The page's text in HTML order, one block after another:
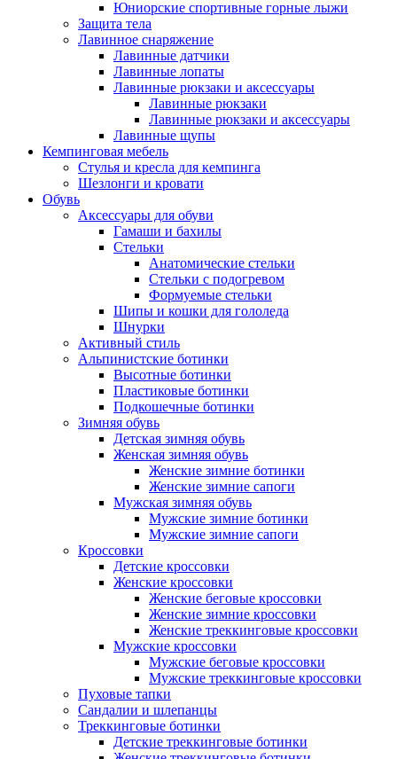
Юниорские спортивные горные лыжи
Защита тела
Лавинное снаряжение
Лавинные датчики
Лавинные лопаты
Лавинные рюкзаки и аксессуары
Лавинные рюкзаки
Лавинные рюкзаки и аксессуары
Лавинные щупы
Кемпинговая мебель
Стулья и кресла для кемпинга
Шезлонги и кровати
Обувь
Аксессуары для обуви
Гамаши и бахилы
Стельки
Анатомические стельки
Стельки с подогревом
Формуемые стельки
Шипы и кошки для гололеда
Шнурки
Активный стиль
Альпинистские ботинки
Высотные ботинки
Пластиковые ботинки
Подкошечные ботинки
Зимняя обувь
Детская зимняя обувь
Женская зимняя обувь
Женские зимние ботинки
Женские зимние сапоги
Мужская зимняя обувь
Мужские зимние ботинки
Мужские зимние сапоги
Кроссовки
Детские кроссовки
Женские кроссовки
Женские беговые кроссовки
Женские зимние кроссовки
Женские треккинговые кроссовки
Мужские кроссовки
Мужские беговые кроссовки
Мужские треккинговые кроссовки
Пуховые тапки
Сандалии и шлепанцы
Треккинговые ботинки
Детские треккинговые ботинки